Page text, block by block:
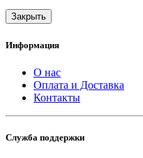
Закрыть
Информация
О нас
Оплата и Доставка
Контакты
Служба поддержки